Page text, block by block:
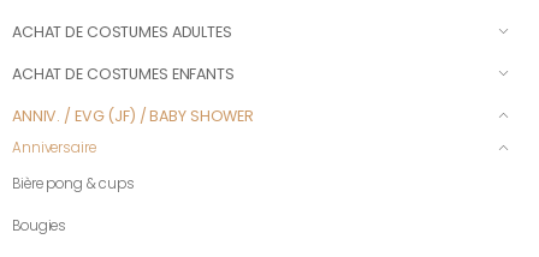
ACHAT DE COSTUMES ADULTES
ACHAT DE COSTUMES ENFANTS
ANNIV. / EVG (JF) / BABY SHOWER
Anniversaire
Bière pong & cups
Bougies